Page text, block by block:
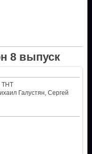
8 выпуск
ТНТ
Галустян, Сергей